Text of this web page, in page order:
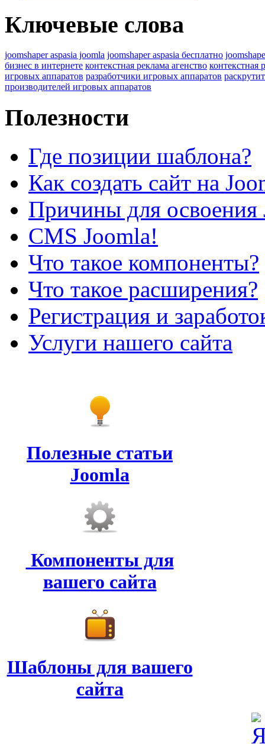
Ключевые слова
joomshaper aspasia joomla joomshaper aspasia бесплатно
бизнес в интернете контекстная реклама агенство контекстная
игровых аппаратов разработчики игровых аппаратов
производителей игровых аппаратов
Полезности
Где позиции шаблона?
Как создать сайт на
Причины для освоения
CMS Joomla!
Что такое компоненты?
Что такое расширения?
Регистрация и
Услуги нашего сайта
Полезные статьи
Joomla
Компоненты для
вашего сайта
Шаблоны для вашего
сайта